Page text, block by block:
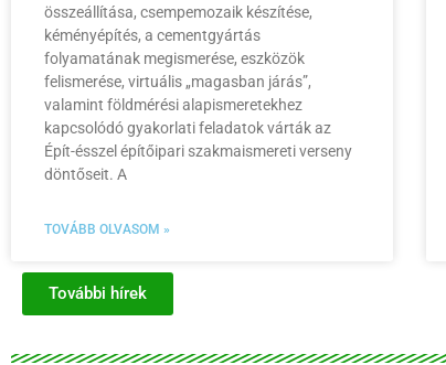
összeállítása, csempemozaik készítése,
kéményépítés, a cementgyártás
folyamatának megismerése, eszközök
felismerése, virtuális „magasban járás”,
valamint földmérési alapismeretekhez
kapcsolódó gyakorlati feladatok várták az
Épít-ésszel építőipari szakmaismereti verseny
döntőseit. A
TOVÁBB OLVASOM »
További hírek